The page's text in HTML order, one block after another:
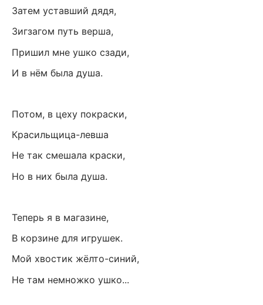
Затем уставший дядя,
Зигзагом путь верша,
Пришил мне ушко сзади,
И в нём была душа.
Потом, в цеху покраски,
Красильщица-левша
Не так смешала краски,
Но в них была душа.
Теперь я в магазине,
В корзине для игрушек.
Мой хвостик жёлто-синий,
Не там немножко ушко...